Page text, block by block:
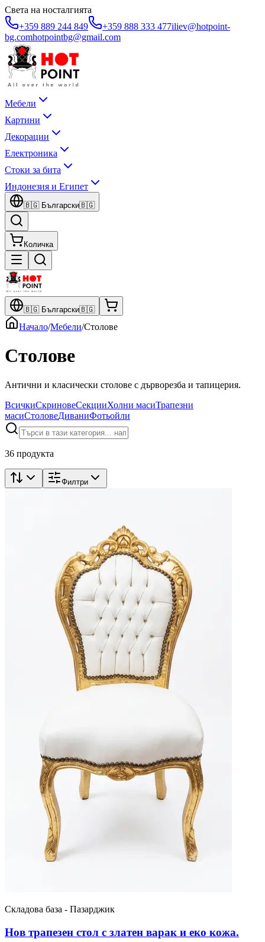
Света на носталгията
+359 889 244 849
+359 888 333 477iliev@hotpoint-
bg.comhotpointbg@gmail.com
Мебели
Картини
Декорации
Електроника
Стоки за бита
Индонезия и Египет
🇧🇬 Български🇧🇬
Количка
🇧🇬 Български🇧🇬
Начало/Мебели/Столове
Столове
Антични и класически столове с дърворезба и тапицерия.
ВсичкиСкриновеСекцииХолни масиТрапезни
масиСтоловеДиваниФотьойли
36 продукта
Филтри
Складова база - Пазарджик
Нов трапезен стол с златен варак и еко кожа.